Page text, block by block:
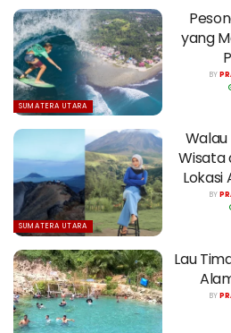
SUMATERA UTARA
yang
BY
SUMATERA UTARA
Wisata
Lokasi
BY
Lau
BY